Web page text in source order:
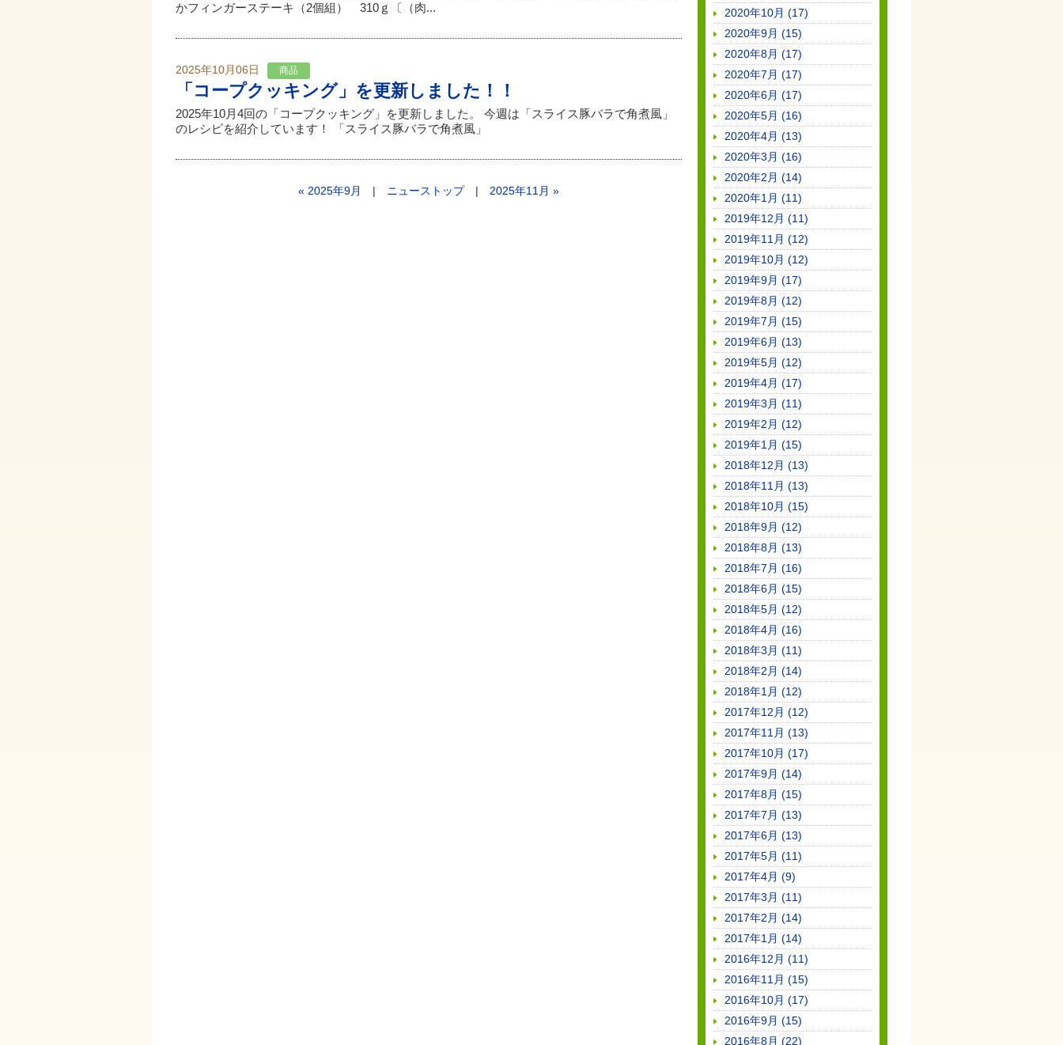
かフィンガーステーキ（2個組） 310ｇ〔（肉...
2025年10月06日 商品
「コープクッキング」を更新しました！！
2025年10月4回の「コープクッキング」を更新しました。 今週は「スライス豚バラで角煮風」
のレシピを紹介しています！ 「スライス豚バラで角煮風」
« 2025年9月 | ニューストップ | 2025年11月 »
2020年10月 (17)
2020年9月 (15)
2020年8月 (17)
2020年7月 (17)
2020年6月 (17)
2020年5月 (16)
2020年4月 (13)
2020年3月 (16)
2020年2月 (14)
2020年1月 (11)
2019年12月 (11)
2019年11月 (12)
2019年10月 (12)
2019年9月 (17)
2019年8月 (12)
2019年7月 (15)
2019年6月 (13)
2019年5月 (12)
2019年4月 (17)
2019年3月 (11)
2019年2月 (12)
2019年1月 (15)
2018年12月 (13)
2018年11月 (13)
2018年10月 (15)
2018年9月 (12)
2018年8月 (13)
2018年7月 (16)
2018年6月 (15)
2018年5月 (12)
2018年4月 (16)
2018年3月 (11)
2018年2月 (14)
2018年1月 (12)
2017年12月 (12)
2017年11月 (13)
2017年10月 (17)
2017年9月 (14)
2017年8月 (15)
2017年7月 (13)
2017年6月 (13)
2017年5月 (11)
2017年4月 (9)
2017年3月 (11)
2017年2月 (14)
2017年1月 (14)
2016年12月 (11)
2016年11月 (15)
2016年10月 (17)
2016年9月 (15)
2016年8月 (22)